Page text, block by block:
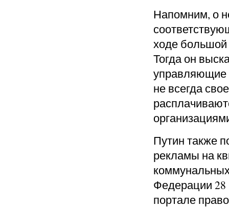
Напомним, о
ходе большой
Тогда он
управляющие
не всегда
Путин также
рекламы на
Федерации
портале